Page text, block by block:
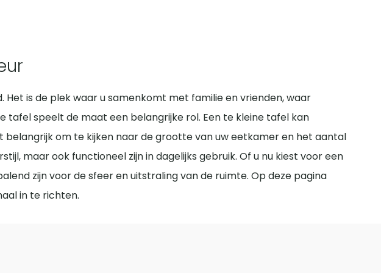
is de plek waar u samenkomt met familie en vrienden, waar
tafel speelt de maat een belangrijke rol. Een te kleine tafel kan
om te kijken naar de grootte van uw eetkamer en het aantal
maar ook functioneel zijn in dagelijks gebruik. Of u nu kiest voor een
zijn voor de sfeer en uitstraling van de ruimte. Op deze pagina
in te richten.